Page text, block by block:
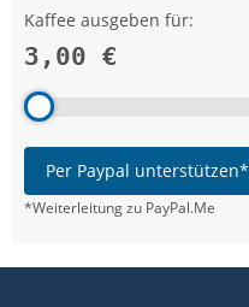
Kaffee ausgeben für:
3,00 €
Per Paypal unterstützen*
*Weiterleitung zu PayPal.Me